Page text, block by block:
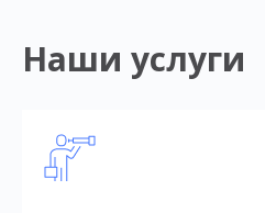
Наши услуги